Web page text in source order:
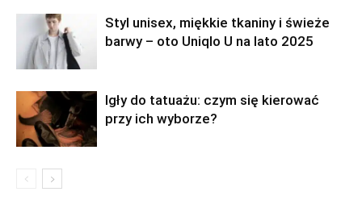
Styl unisex, miękkie tkaniny i świeże
barwy – oto Uniqlo U na lato 2025
Igły do tatuażu: czym się kierować
przy ich wyborze?